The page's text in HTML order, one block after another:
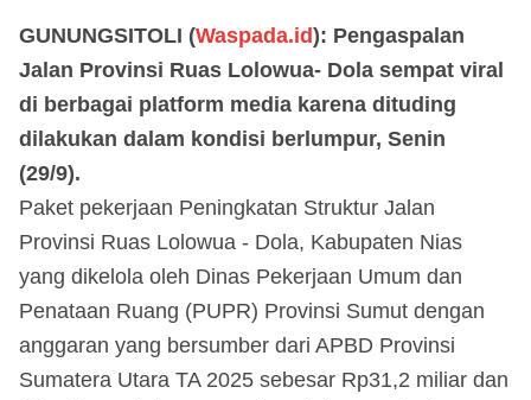
GUNUNGSITOLI (Waspada.id): Pengaspalan
Jalan Provinsi Ruas Lolowua- Dola sempat viral
di berbagai platform media karena dituding
dilakukan dalam kondisi berlumpur, Senin
(29/9).
Paket pekerjaan Peningkatan Struktur Jalan
Provinsi Ruas Lolowua - Dola, Kabupaten Nias
yang dikelola oleh Dinas Pekerjaan Umum dan
Penataan Ruang (PUPR) Provinsi Sumut dengan
anggaran yang bersumber dari APBD Provinsi
Sumatera Utara TA 2025 sebesar Rp31,2 miliar dan